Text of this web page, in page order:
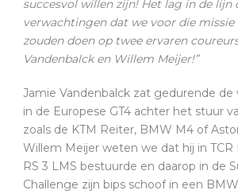
succesvol willen zijn! Het lag in de lijn
verwachtingen dat we voor die missie
zouden doen op twee ervaren
Vandenbalck en Willem Meijer!”
Jamie Vandenbalck zat gedurende de
in de Europese GT4 achter het stuur
zoals de KTM Reiter, BMW M4 of
Willem Meijer weten we dat hij in TCR
RS 3 LMS bestuurde en daarop in de
Challenge zijn bips schoof in een